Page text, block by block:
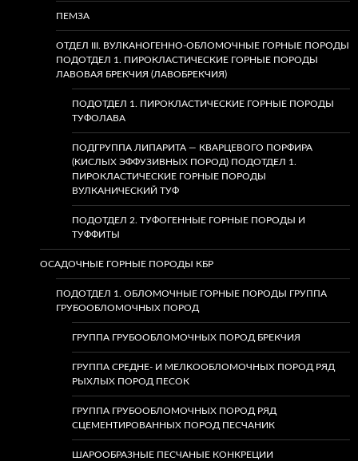
ПЕМЗА
ОТДЕЛ III. ВУЛКАНОГЕННО-ОБЛОМОЧНЫЕ ГОРНЫЕ ПОРОДЫ
ПОДОТДЕЛ 1. ПИРОКЛАСТИЧЕСКИЕ ГОРНЫЕ ПОРОДЫ
ЛАВОВАЯ БРЕКЧИЯ (ЛАВОБРЕКЧИЯ)
ПОДОТДЕЛ 1. ПИРОКЛАСТИЧЕСКИЕ ГОРНЫЕ ПОРОДЫ
ТУФОЛАВА
ПОДГРУППА ЛИПАРИТА — КВАРЦЕВОГО ПОРФИРА
(КИСЛЫХ ЭФФУЗИВНЫХ ПОРОД) ПОДОТДЕЛ 1.
ПИРОКЛАСТИЧЕСКИЕ ГОРНЫЕ ПОРОДЫ
ВУЛКАНИЧЕСКИЙ ТУФ
ПОДОТДЕЛ 2. ТУФОГЕННЫЕ ГОРНЫЕ ПОРОДЫ И
ТУФФИТЫ
ОСАДОЧНЫЕ ГОРНЫЕ ПОРОДЫ КБР
ПОДОТДЕЛ 1. ОБЛОМОЧНЫЕ ГОРНЫЕ ПОРОДЫ ГРУППА
ГРУБООБЛОМОЧНЫХ ПОРОД
ГРУППА ГРУБООБЛОМОЧНЫХ ПОРОД БРЕКЧИЯ
ГРУППА СРЕДНЕ- И МЕЛКООБЛОМОЧНЫХ ПОРОД РЯД
РЫХЛЫХ ПОРОД ПЕСОК
ГРУППА ГРУБООБЛОМОЧНЫХ ПОРОД РЯД
СЦЕМЕНТИРОВАННЫХ ПОРОД ПЕСЧАНИК
ШАРООБРАЗНЫЕ ПЕСЧАНЫЕ КОНКРЕЦИИ